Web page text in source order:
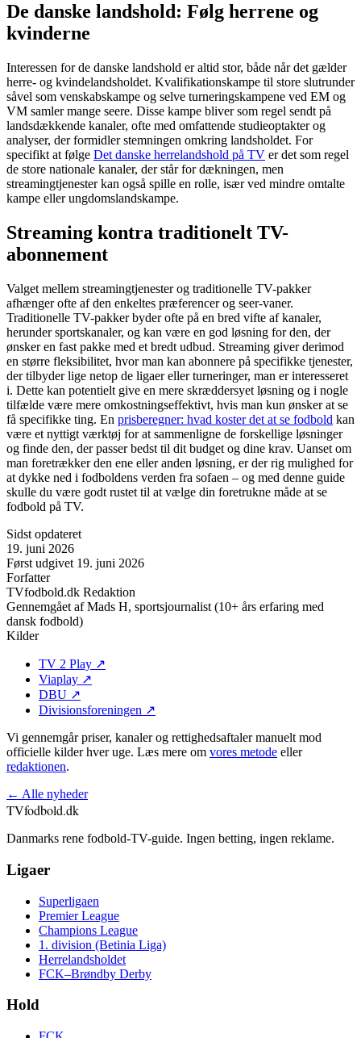
De danske landshold: Følg herrene og
kvinderne
Interessen for de danske landshold er altid stor, både når det gælder
herre- og kvindelandsholdet. Kvalifikationskampe til store slutrunder
såvel som venskabskampe og selve turneringskampene ved EM og
VM samler mange seere. Disse kampe bliver som regel sendt på
landsdækkende kanaler, ofte med omfattende studieoptakter og
analyser, der formidler stemningen omkring landsholdet. For
specifikt at følge Det danske herrelandshold på TV er det som regel
de store nationale kanaler, der står for dækningen, men
streamingtjenester kan også spille en rolle, især ved mindre omtalte
kampe eller ungdomslandskampe.
Streaming kontra traditionelt TV-
abonnement
Valget mellem streamingtjenester og traditionelle TV-pakker
afhænger ofte af den enkeltes præferencer og seer-vaner.
Traditionelle TV-pakker byder ofte på en bred vifte af kanaler,
herunder sportskanaler, og kan være en god løsning for den, der
ønsker en fast pakke med et bredt udbud. Streaming giver derimod
en større fleksibilitet, hvor man kan abonnere på specifikke tjenester,
der tilbyder lige netop de ligaer eller turneringer, man er interesseret
i. Dette kan potentielt give en mere skræddersyet løsning og i nogle
tilfælde være mere omkostningseffektivt, hvis man kun ønsker at se
få specifikke ting. En prisberegner: hvad koster det at se fodbold kan
være et nyttigt værktøj for at sammenligne de forskellige løsninger
og finde den, der passer bedst til dit budget og dine krav. Uanset om
man foretrækker den ene eller anden løsning, er der rig mulighed for
at dykke ned i fodboldens verden fra sofaen – og med denne guide
skulle du være godt rustet til at vælge din foretrukne måde at se
fodbold på TV.
Sidst opdateret
19. juni 2026
Først udgivet 19. juni 2026
Forfatter
TVfodbold.dk Redaktion
Gennemgået afMads H, sportsjournalist (10+ års erfaring med
dansk fodbold)
Kilder
TV 2 Play ↗
Viaplay ↗
DBU ↗
Divisionsforeningen ↗
Vi gennemgår priser, kanaler og rettighedsaftaler manuelt mod
officielle kilder hver uge. Læs mere om vores metode eller
redaktionen.
← Alle nyheder
TVfodbold.dk
Danmarks rene fodbold-TV-guide. Ingen betting, ingen reklame.
Ligaer
Superligaen
Premier League
Champions League
1. division (Betinia Liga)
Herrelandsholdet
FCK–Brøndby Derby
Hold